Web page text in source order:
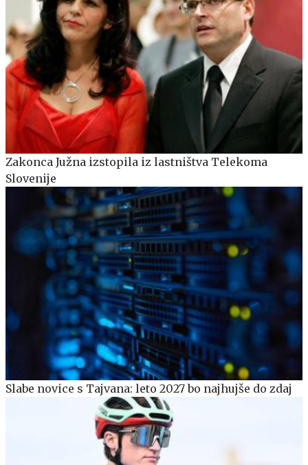
Zakonca Južna izstopila iz lastništva Telekoma
Slovenije
Slabe novice s Tajvana: leto 2027 bo najhujše do zdaj